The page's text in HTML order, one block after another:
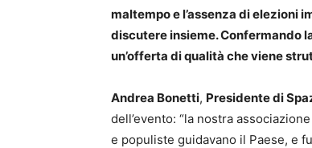
maltempo e l’assenza di elezioni
discutere insieme. Confermando
un’offerta di qualità che viene
Andrea Bonetti, Presidente di
dell’evento: “la nostra
e populiste guidavano il Paese, e